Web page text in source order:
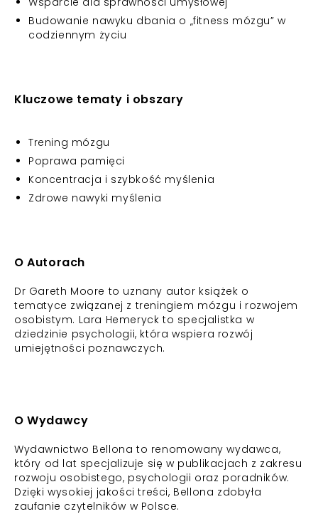
Budowanie nawyku dbania o „fitness mózgu” w
codziennym życiu
Kluczowe tematy i obszary
Trening mózgu
Poprawa pamięci
Koncentracja i szybkość myślenia
Zdrowe nawyki myślenia
O Autorach
Dr Gareth Moore to uznany autor książek o
tematyce związanej z treningiem mózgu i rozwojem
osobistym. Lara Hemeryck to specjalistka w
dziedzinie psychologii, która wspiera rozwój
umiejętności poznawczych.
O Wydawcy
Wydawnictwo Bellona to renomowany wydawca,
który od lat specjalizuje się w publikacjach z zakresu
rozwoju osobistego, psychologii oraz poradników.
Dzięki wysokiej jakości treści, Bellona zdobyła
zaufanie czytelników w Polsce.